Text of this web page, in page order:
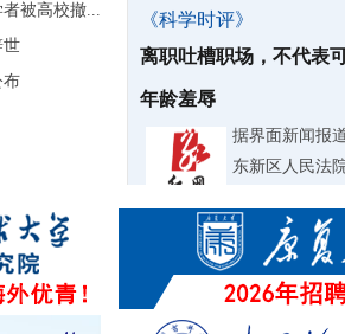
被高校撤...
世
布
《科学时评》
离职吐槽职场，不代表
年龄羞辱
据界面新闻报
东新区人民法
《科学时评》
微过重罚要不得，企业
近日，南京一